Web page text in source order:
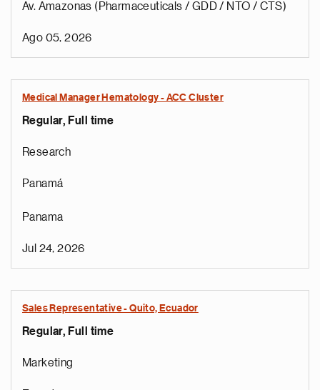
Av. Amazonas (Pharmaceuticals / GDD / NTO / CTS)
Ago 05, 2026
Medical Manager Hematology - ACC Cluster
Regular, Full time
Research
Panamá
Panama
Jul 24, 2026
Sales Representative - Quito, Ecuador
Regular, Full time
Marketing